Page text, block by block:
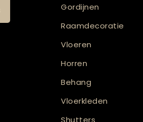
Gordijnen
Raamdecoratie
Vloeren
Horren
Behang
Vloerkleden